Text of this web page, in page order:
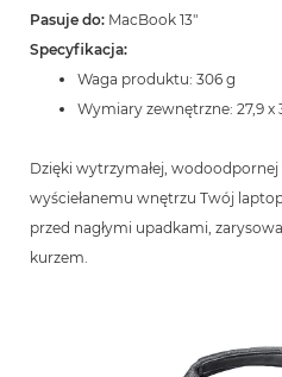
Pasuje do: MacBook 13″
Specyfikacja:
Waga produktu: 306 g
Wymiary zewnętrzne: 27,9 x
Dzięki wytrzymałej,
wyściełanemu wnętrzu Twój
przed nagłymi upadkami,
kurzem.